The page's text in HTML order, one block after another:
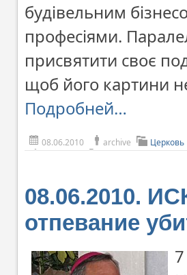
будівельним
професіями.
присвятити своє
щоб його картини
Подробней…
08.06.2010 archive
08.06.2010.
отпевание